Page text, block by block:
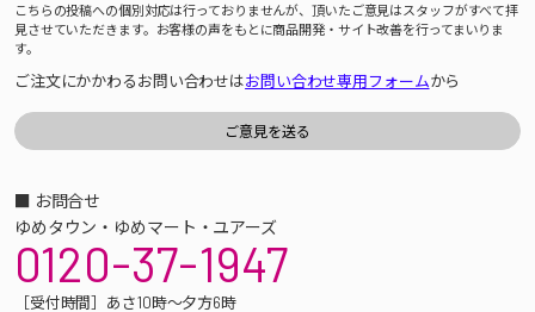
こちらの投稿への個別対応は行っておりませんが、頂いたご意見はスタッフがすべて拝
見させていただきます。お客様の声をもとに商品開発・サイト改善を行ってまいりま
す。
ご注文にかかわるお問い合わせはお問い合わせ専用フォームから
■ お問合せ
ゆめタウン・ゆめマート・ユアーズ
0120-37-1947
［受付時間］あさ10時～夕方6時